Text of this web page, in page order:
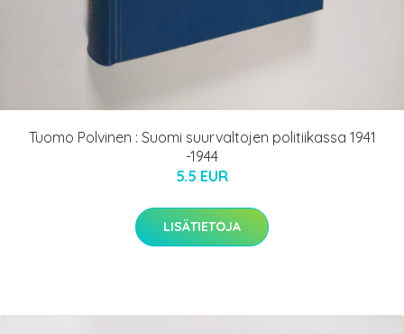
Tuomo Polvinen : Suomi suurvaltojen politiikassa 1941
-1944
5.5 EUR
LISÄTIETOJA